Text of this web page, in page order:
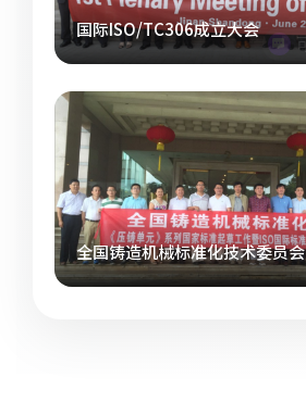
国际ISO/TC306成立大会
全国铸造机械标准化技术委员会